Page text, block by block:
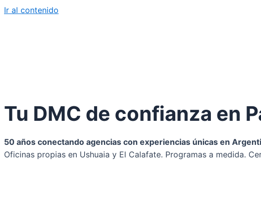
Ir al contenido
Tu DMC de confianza en
50 años conectando agencias con experiencias únicas en
Oficinas propias en Ushuaia y El Calafate. Programas a medida.